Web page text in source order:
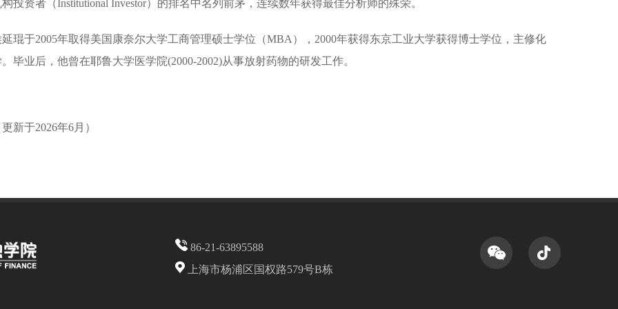
投资者（Institutional Investor）的排名中名列前茅，连续数年获得最佳分析师的殊荣。
延琨于2005年取得美国康奈尔大学工商管理硕士学位（MBA），2000年获得东京工业大学获得博士学位，主修化
毕业后，他曾在耶鲁大学医学院(2000-2002)从事放射药物的研发工作。
新于2026年6月）
86-21-63895588
上海市杨浦区国权路579号B栋